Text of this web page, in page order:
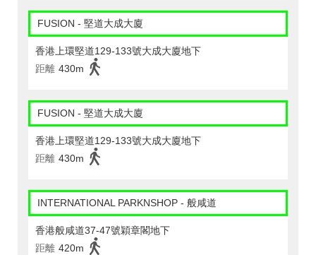
FUSION - 堅道大成大廈
香港上環堅道129-133號大成大廈地下
距離 430m
FUSION - 堅道大成大廈
香港上環堅道129-133號大成大廈地下
距離 430m
INTERNATIONAL PARKNSHOP - 般咸道
香港般咸道37-47號穎章閣地下
距離 420m